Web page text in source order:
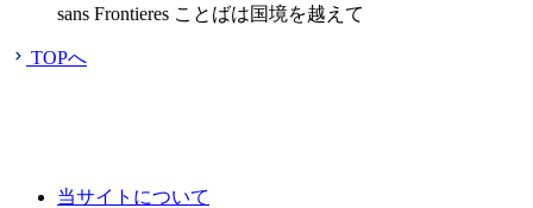
sans Frontieres ことばは国境を越えて
TOPへ
当サイトについて